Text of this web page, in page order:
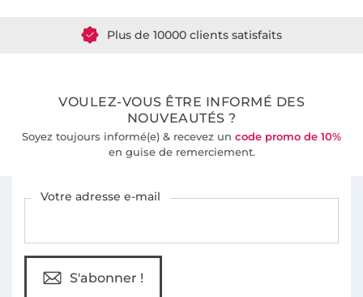
Plus de 10000 clients satisfaits
VOULEZ-VOUS ÊTRE INFORMÉ DES
NOUVEAUTÉS ?
Soyez toujours informé(e) & recevez un code promo de 10%
en guise de remerciement.
Votre adresse e-mail
S'abonner !